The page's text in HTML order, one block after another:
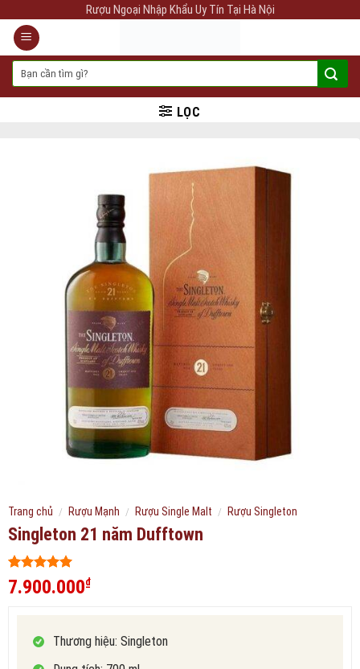
content
Rượu Ngoại Nhập Khẩu Uy Tín Tại Hà Nội
kiếm:
LỌC
Trang chủ / Rượu Mạnh / Rượu Single Malt / Rượu Singleton
Singleton 21 năm Dufftown
5trên 5
dựa trên
238
7.900.000₫
Thương hiệu: Singleton